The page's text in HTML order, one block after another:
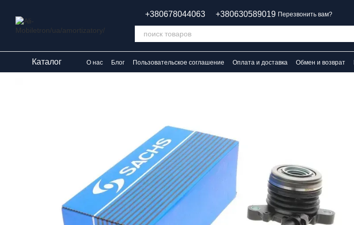
+380678044063 +380630589019 Перезвонить вам?
Каталог О нас Блог Пользовательское соглашение Оплата и доставка Обмен и возврат